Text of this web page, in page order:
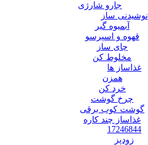
جارو شارژی
نوشیدنی ساز
آبمیوه گیر
قهوه و اسپرسو
چای ساز
مخلوط کن
غذاساز ها
همزن
خرد کن
چرخ گوشت
گوشت کوب برقی
غذاساز چند کاره
17246844
زودپز